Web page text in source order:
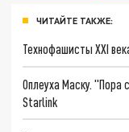
ЧИТАЙТЕ ТАКЖЕ:
Технофашисты XXI
Оплеуха Маску. "Пора
Starlink